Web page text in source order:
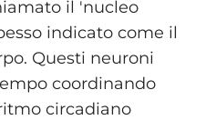
il 'nucleo
indicato come il
Questi neuroni
coordinando
circadiano